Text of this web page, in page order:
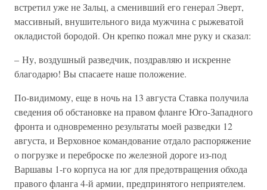
встретил уже не Зальц, а сменивший его генерал Эверт,
массивный, внушительного вида мужчина с рыжеватой
окладистой бородой. Он крепко пожал мне руку и сказал:
– Ну, воздушный разведчик, поздравляю и искренне
благодарю! Вы спасаете наше положение.
По-видимому, еще в ночь на 13 августа Ставка получила
сведения об обстановке на правом фланге Юго-Западного
фронта и одновременно результаты моей разведки 12
августа, и Верховное командование отдало распоряжение
о погрузке и переброске по железной дороге из-под
Варшавы 1-го корпуса на юг для предотвращения обхода
правого фланга 4-й армии, предпринятого неприятелем.